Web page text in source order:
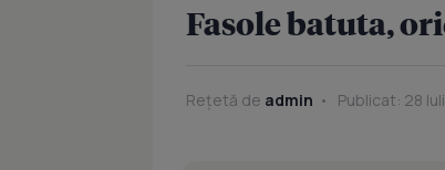
Fasole batuta,
Rețetă de admin Publicat: 28